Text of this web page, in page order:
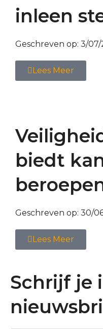
inleen
Geschreven op: 3/07/
Lees Meer
biedt
Geschreven op: 30/
Lees Meer
Schrijf je